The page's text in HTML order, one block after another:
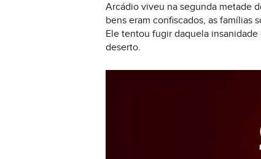
Arcádio viveu na segunda metade
bens eram confiscados, as famílias
Ele tentou fugir daquela
deserto.